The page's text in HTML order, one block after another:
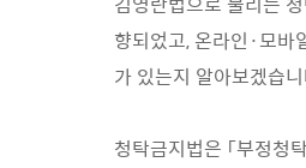
향되었고, 온라인·모
가 있는지 알아보겠습
청탁금지법은 「부정